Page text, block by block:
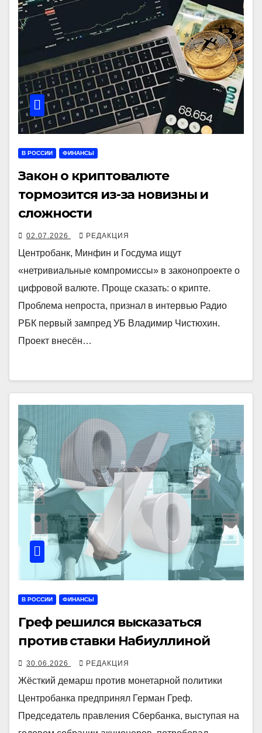
В РОССИИ ФИНАНСЫ
Закон о криптовалюте
тормозится из-за новизны и
сложности
02.07.2026 РЕДАКЦИЯ
Центробанк, Минфин и Госдума ищут
«нетривиальные компромиссы» в законопроекте о
цифровой валюте. Проще сказать: о крипте.
Проблема непроста, признал в интервью Радио
РБК первый зампред УБ Владимир Чистюхин.
Проект внесён…
В РОССИИ ФИНАНСЫ
Греф решился высказаться
против ставки Набиуллиной
30.06.2026 РЕДАКЦИЯ
Жёсткий демарш против монетарной политики
Центробанка предпринял Герман Греф.
Председатель правления Сбербанка, выступая на